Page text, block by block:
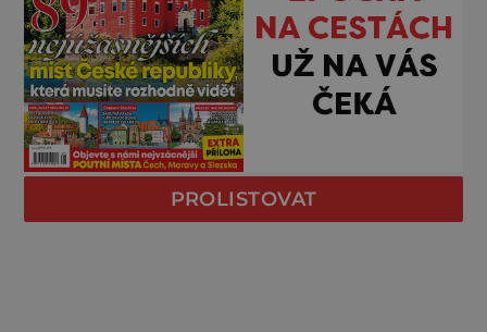
PROLISTOVAT